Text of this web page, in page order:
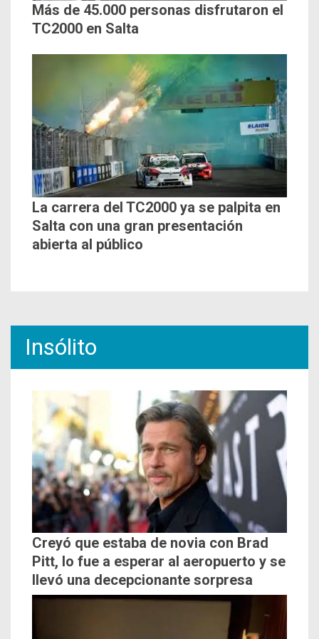
Más de 45.000 personas disfrutaron el
TC2000 en Salta
La carrera del TC2000 ya se palpita en
Salta con una gran presentación
abierta al público
Insólito
Creyó que estaba de novia con Brad
Pitt, lo fue a esperar al aeropuerto y se
llevó una decepcionante sorpresa